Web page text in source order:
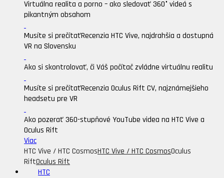
Virtuálna realita a porno – ako sledovať 360° videá s
pikantným obsahom
Musíte si prečítaťRecenzia HTC Vive, najdrahšia a dostupná
VR na Slovensku
Ako si skontrolovať, či Váš počítač zvládne virtuálnu realitu
Musíte si prečítaťRecenzia Oculus Rift CV, najznámejšieho
headsetu pre VR
Ako pozerať 360-stupňové YouTube videa na HTC Vive a
Oculus Rift
Viac
HTC Vive / HTC CosmosHTC Vive / HTC CosmosOculus
RiftOculus Rift
HTC